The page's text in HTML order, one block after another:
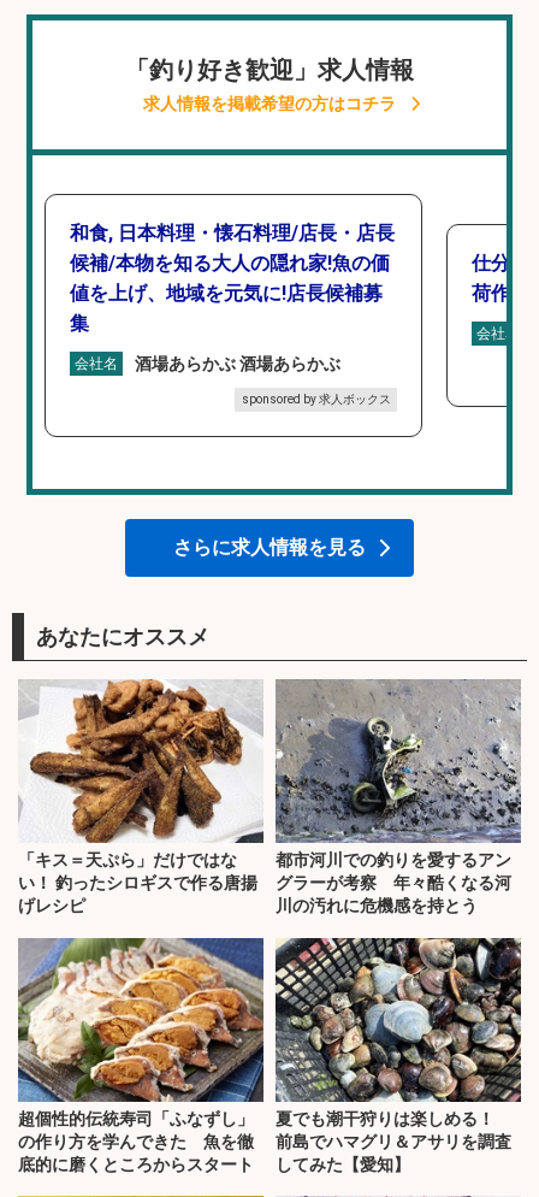
「釣り好き歓迎」求人情報
求人情報を掲載希望の方はコチラ
和食, 日本料理・懐石料理/店長・店長
候補/本物を知る大人の隠れ家!魚の価
値を上げ、地域を元気に!店長候補募
集
会社名 酒場あらかぶ 酒場あらかぶ
sponsored by 求人ボックス
仕分け
荷作業
会社名
さらに求人情報を見る
あなたにオススメ
「キス＝天ぷら」だけではな
い！ 釣ったシロギスで作る唐揚
げレシピ
都市河川での釣りを愛するアン
グラーが考察 年々酷くなる河
川の汚れに危機感を持とう
超個性的伝統寿司「ふなずし」
の作り方を学んできた 魚を徹
底的に磨くところからスタート
夏でも潮干狩りは楽しめる！
前島でハマグリ＆アサリを調査
してみた【愛知】